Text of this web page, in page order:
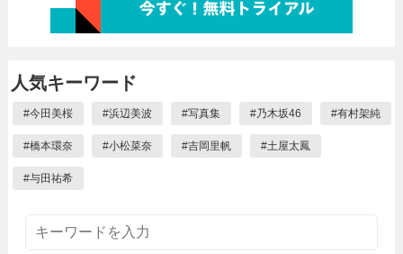
人気キーワード
#今田美桜 #浜辺美波 #写真集 #乃木坂46 #有村架純
#橋本環奈 #小松菜奈 #吉岡里帆 #土屋太鳳
#与田祐希